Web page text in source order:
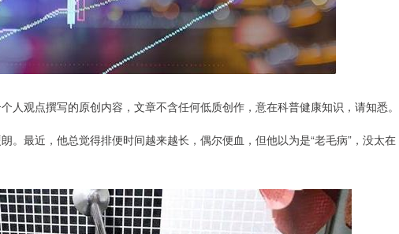
人观点撰写的原创内容，文章不含任何低质创作，意在科普健康知识，请知悉。
。最近，他总觉得排便时间越来越长，偶尔便血，但他以为是“老毛病”，没太在
200.89 沪深300 4694.44 43.13